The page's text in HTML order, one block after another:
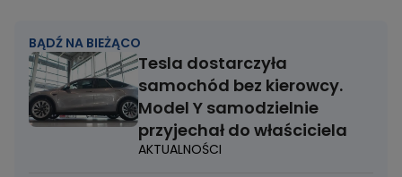
BĄDŹ NA BIEŻĄCO
Tesla dostarczyła
samochód bez kierowcy.
Model Y samodzielnie
przyjechał do właściciela
AKTUALNOŚCI